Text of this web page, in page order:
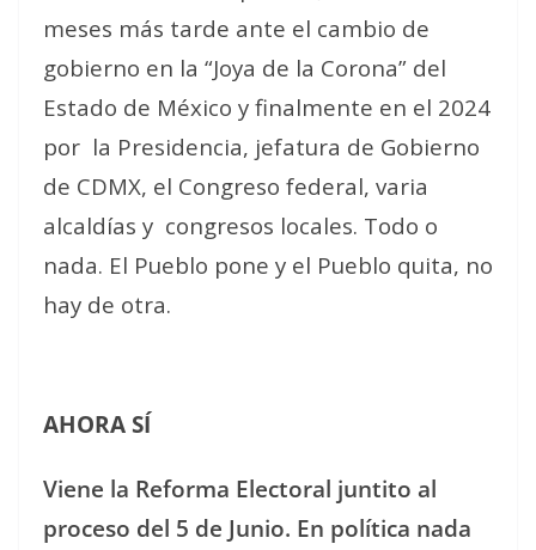
meses más tarde ante el cambio de
gobierno en la “Joya de la Corona” del
Estado de México y finalmente en el 2024
por la Presidencia, jefatura de Gobierno
de CDMX, el Congreso federal, varia
alcaldías y congresos locales. Todo o
nada. El Pueblo pone y el Pueblo quita, no
hay de otra.
AHORA SÍ
Viene la Reforma Electoral juntito al
proceso del 5 de Junio. En política nada